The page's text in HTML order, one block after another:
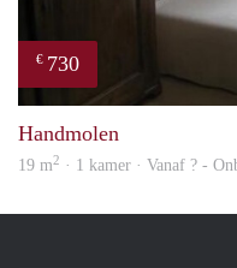
€ 730
Handmolen
19 m2 · 1 kamer · Vanaf ? -